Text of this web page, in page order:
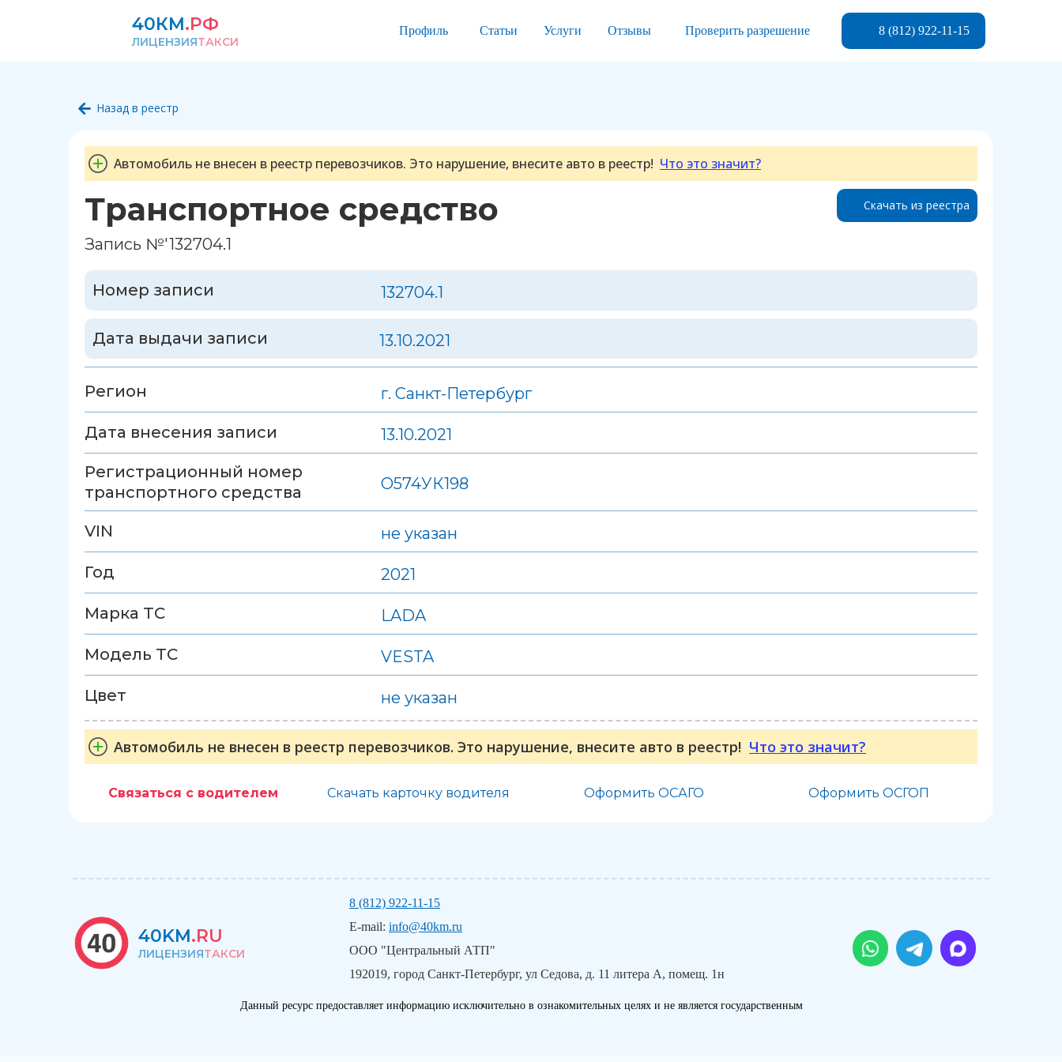
40КМ.РФ
ЛИЦЕНЗИЯТАКСИ
Профиль Статьи Услуги Отзывы Проверить разрешение 8 (812) 922-11-15
Назад в реестр
Автомобиль не внесен в реестр перевозчиков. Это нарушение, внесите авто в реестр! Что это значит?
Транспортное средство
Запись №'132704.1
Скачать из реестра
Номер записи 132704.1
Дата выдачи записи 13.10.2021
Регион г. Санкт-Петербург
Дата внесения записи
13.10.2021
Регистрационный номер
транспортного средства
О574УК198
VIN не указан
Год 2021
Марка ТС LADA
Модель ТС VESTA
Цвет не указан
Автомобиль не внесен в реестр перевозчиков. Это нарушение, внесите авто в реестр! Что это значит?
Связаться с водителем Скачать карточку водителя Оформить ОСАГО Оформить ОСГОП
40KM.RU
ЛИЦЕНЗИЯТАКСИ
8 (812) 922-11-15
E-mail: info@40km.ru
ООО "Центральный АТП"
192019, город Санкт-Петербург, ул Седова, д. 11 литера А, помещ. 1н
Данный ресурс предоставляет информацию исключительно в ознакомительных целях и не является государственным